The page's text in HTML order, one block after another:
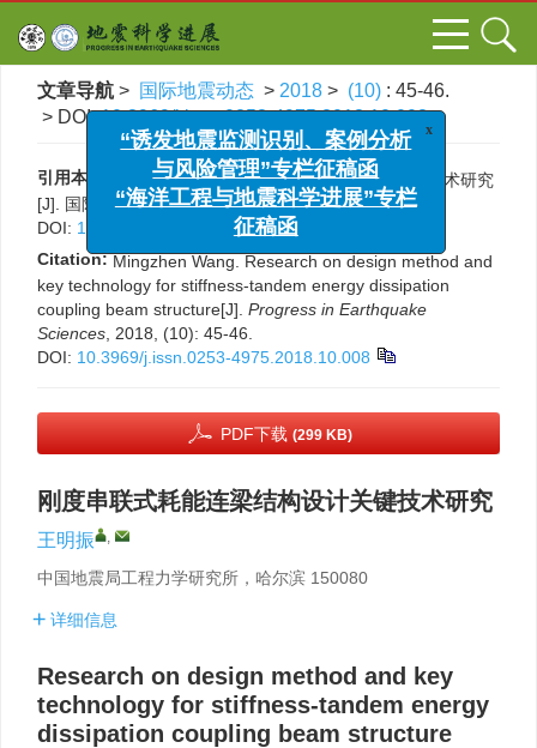
文章导航 > 国际地震动态 > 2018 > (10) : 45-46.
> DOI:10.3969/j.issn.0253-4975.2018.10.008
引用本文:
王明振. 刚度串联式耗能连梁结构设计关键技术研究
[J]. 国际地震动态, 2018, (10): 45-46.
DOI: 10.3969/j.issn.0253-4975.2018.10.008
Citation: Mingzhen Wang. Research on design method and
key technology for stiffness-tandem energy dissipation
coupling beam structure[J]. Progress in Earthquake
Sciences , 2018, (10): 45-46.
DOI: 10.3969/j.issn.0253-4975.2018.10.008
PDF下载 (299 KB)
刚度串联式耗能连梁结构设计关键技术研究
王明振 ,
中国地震局工程力学研究所，哈尔滨 150080
详细信息
Research on design method and key
technology for stiffness-tandem energy
dissipation coupling beam structure
x
“诱发地震监测识别、案例分析
与风险管理”专栏征稿函
“海洋工程与地震科学进展”专栏
征稿函